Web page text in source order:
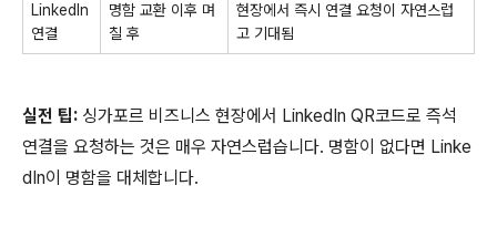
LinkedIn
연결
명함 교환 이후 며
칠 후
현장에서 즉시 연결 요청이 자연스럽
고 기대됨
실전 팁: 싱가포르 비즈니스 현장에서 LinkedIn QR코드로 즉석
연결을 요청하는 것은 매우 자연스럽습니다. 명함이 없다면 Linke
dIn이 명함을 대체합니다.